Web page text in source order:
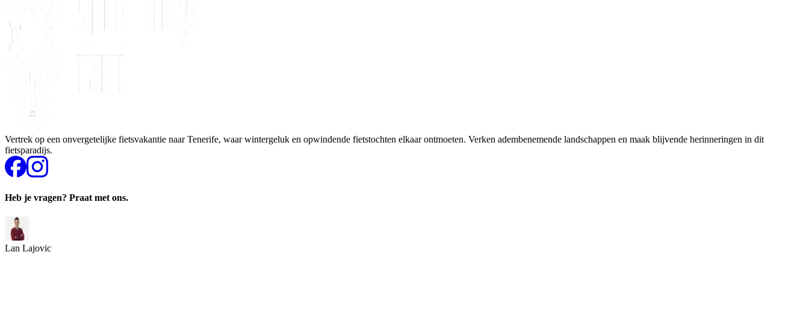
Vertrek op een onvergetelijke fietsvakantie naar Tenerife, waar wintergeluk en opwindende fietstochten elkaar ontmoeten. Verken adembenemende landschappen en maak blijvende herinneringen in dit
fietsparadijs.
Heb je vragen? Praat met ons.
Lan Lajovic